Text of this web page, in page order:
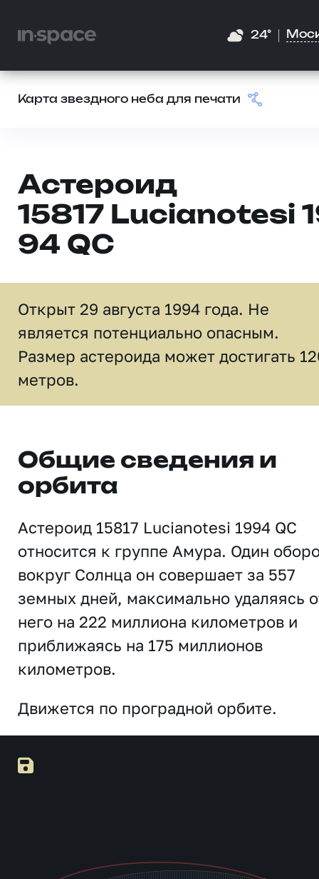
24°
Карта звездного неба для печати
Астероид
15817 Lucianotesi
94 QC
Открыт 29 августа 1994 года. Не
является потенциально опасным.
Размер астероида может достигать
метров.
Общие сведения и
орбита
Астероид 15817 Lucianotesi 1994 QC
относится к группе Амура. Один
вокруг Солнца он совершает за 557
земных дней, максимально удаляясь
него на 222 миллиона километров и
приближаясь на 175 миллионов
километров.
Движется по проградной орбите.